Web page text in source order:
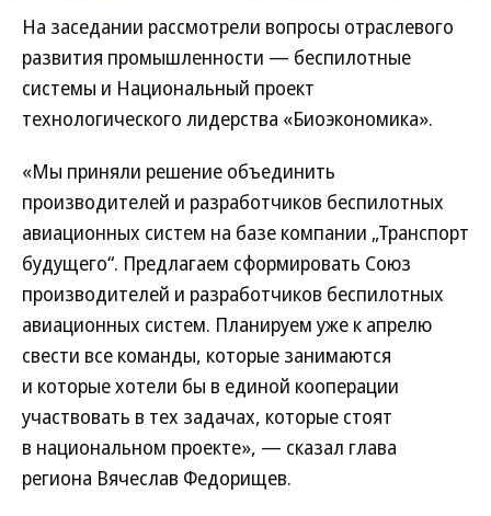
На заседании рассмотрели вопросы отраслевого
развития промышленности — беспилотные
системы и Национальный проект
технологического лидерства «Биоэкономика».
«Мы приняли решение объединить
производителей и разработчиков беспилотных
авиационных систем на базе компании „Транспорт
будущего“. Предлагаем сформировать Союз
производителей и разработчиков беспилотных
авиационных систем. Планируем уже к апрелю
свести все команды, которые занимаются
и которые хотели бы в единой кооперации
участвовать в тех задачах, которые стоят
в национальном проекте», — сказал глава
региона Вячеслав Федорищев.